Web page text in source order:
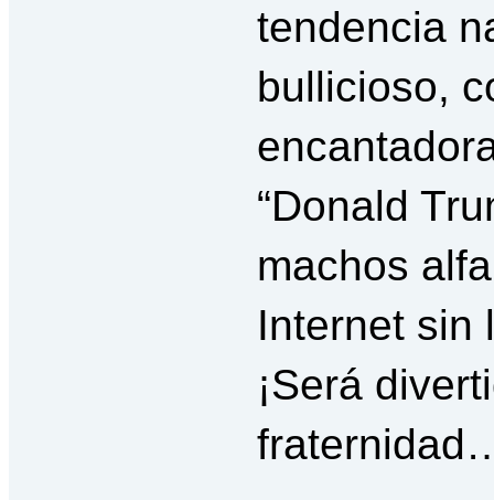
tendencia
bullicioso,
“Donald
machos
Internet sin
¡Será